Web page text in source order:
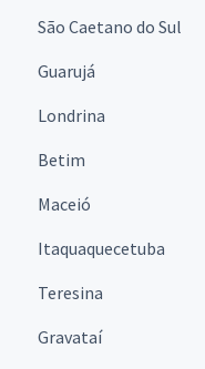
São Caetano do Sul
Guarujá
Londrina
Betim
Maceió
Itaquaquecetuba
Teresina
Gravataí